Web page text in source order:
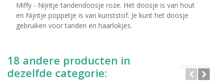
Miffy - Nijntje tandendoosje roze. Het doosje is van hout
en Nijntje poppetje is van kunststof. Je kunt het doosje
gebruiken voor tanden en haarlokjes.
18 andere producten in
dezelfde categorie: